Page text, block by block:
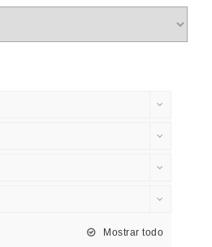
Mostrar todo